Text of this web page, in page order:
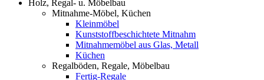
Holz, Regal- u. Möbelbau
Mitnahme-Möbel, Küchen
Kleinmöbel
Kunststoffbeschichtete Mitnahm
Mitnahmemöbel aus Glas, Metall
Küchen
Regalböden, Regale, Möbelbau
Fertig-Regale